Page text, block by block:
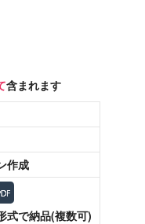
含まれます
作成
式で納品(複数可)